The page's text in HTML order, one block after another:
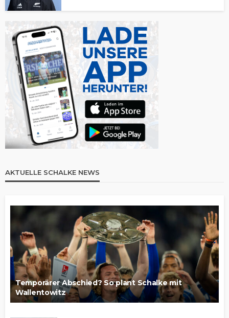
AKTUELLE SCHALKE NEWS
Temporärer Abschied? So plant Schalke mit
Wallentowitz